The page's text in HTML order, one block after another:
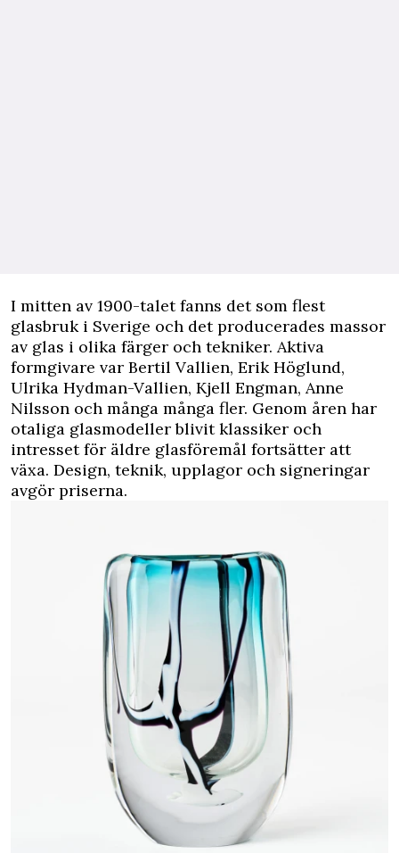
I mitten av 1900-talet fanns det som flest
glasbruk i Sverige och det producerades massor
av glas i olika färger och tekniker. Aktiva
formgivare var Bertil Vallien, Erik Höglund,
Ulrika Hydman-Vallien, Kjell Engman, Anne
Nilsson och många många fler. Genom åren har
otaliga glasmodeller blivit klassiker och
intresset för äldre glasföremål fortsätter att
växa. Design, teknik, upplagor och signeringar
avgör priserna.